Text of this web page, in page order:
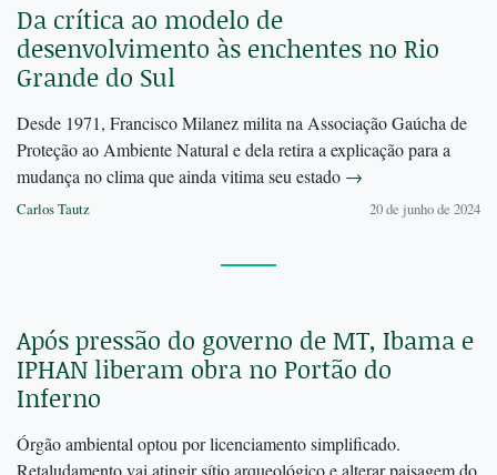
Da crítica ao modelo de
desenvolvimento às enchentes no Rio
Grande do Sul
Desde 1971, Francisco Milanez milita na Associação Gaúcha de
Proteção ao Ambiente Natural e dela retira a explicação para a
mudança no clima que ainda vitima seu estado →
Carlos Tautz 20 de junho de 2024
Após pressão do governo de MT, Ibama e
IPHAN liberam obra no Portão do
Inferno
Órgão ambiental optou por licenciamento simplificado.